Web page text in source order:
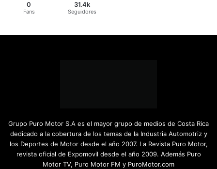
0
Fans
31.4k
Seguidores
Grupo Puro Motor S.A es el mayor grupo de medios de Costa Rica
dedicado a la cobertura de los temas de la Industria Automotriz y
los Deportes de Motor desde el año 2007. La Revista Puro Motor,
revista oficial de Expomovil desde el año 2009. Además Puro
Motor TV, Puro Motor FM y PuroMotor.com